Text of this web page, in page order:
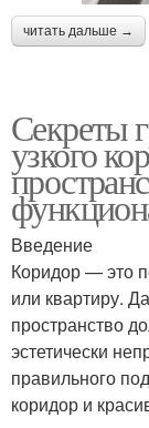
читать дальше →
Секреты
узкого
Введение
Коридор — это
или квартиру.
пространство
эстетически
правильного
коридор и